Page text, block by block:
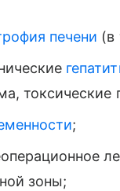
печени (в
токсические
;
зоны;